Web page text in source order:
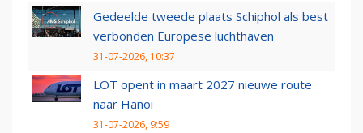
Gedeelde tweede plaats Schiphol als best
verbonden Europese luchthaven
31-07-2026, 10:37
LOT opent in maart 2027 nieuwe route
naar Hanoi
31-07-2026, 9:59